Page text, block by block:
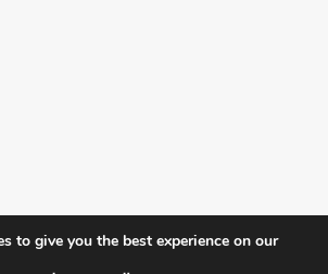
to give you the best experience on our